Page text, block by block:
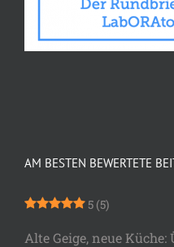
AM BESTEN BEWERTETE
5 (5)
Alte Geige, neue Küche: